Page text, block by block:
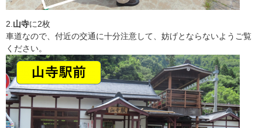
2. 山寺に2枚
車道なので、付近の交通に十分注意して、妨げとならないようご覧
ください。​